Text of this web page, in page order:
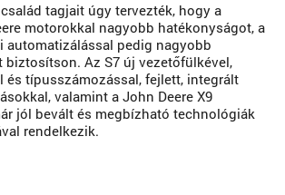
tagjait úgy tervezték, hogy a
motorokkal nagyobb hatékonyságot, a
automatizálással pedig nagyobb
biztosítson. Az S7 új vezetőfülkével,
és típusszámozással, fejlett, integrált
valamint a John Deere X9
jól bevált és megbízható technológiák
rendelkezik.